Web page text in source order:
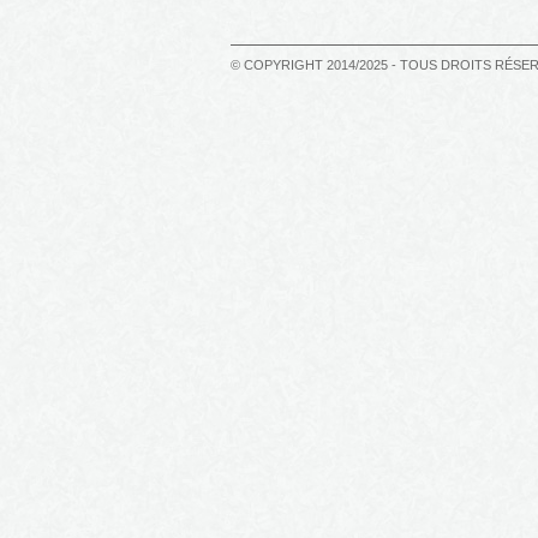
© COPYRIGHT 2014/2025 - TOUS DROITS